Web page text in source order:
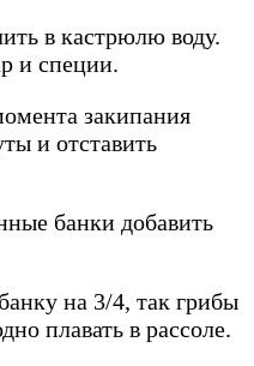
в кастрюлю воду.
и специи.
закипания
и отставить
банки добавить
на 3/4, так грибы
плавать в рассоле.